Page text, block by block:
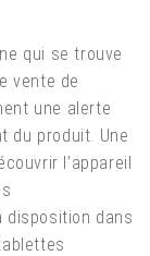
qui se trouve
vente de
une alerte
du produit. Une
l’appareil
dans